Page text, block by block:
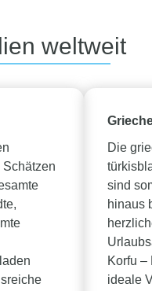
weltweit
Die
sind
hinaus
Korfu –
ideale